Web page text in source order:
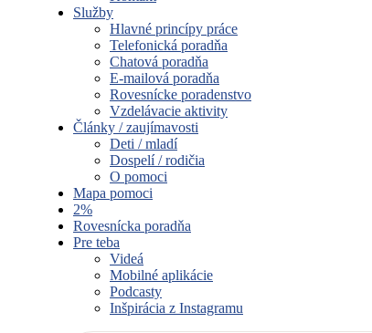
Služby
Hlavné princípy práce
Telefonická poradňa
Chatová poradňa
E-mailová poradňa
Rovesnícke poradenstvo
Vzdelávacie aktivity
Články / zaujímavosti
Deti / mladí
Dospelí / rodičia
O pomoci
Mapa pomoci
2%
Rovesnícka poradňa
Pre teba
Videá
Mobilné aplikácie
Podcasty
Inšpirácia z Instagramu